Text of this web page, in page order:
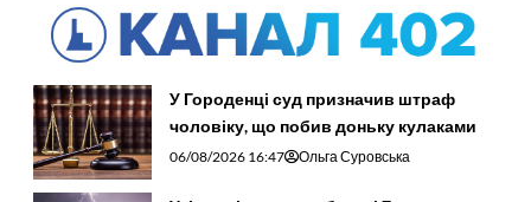
У Городенці суд призначив штраф
чоловіку, що побив доньку кулаками
06/08/2026 16:47 Ольга Суровська